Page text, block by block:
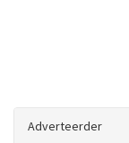
Adverteerder